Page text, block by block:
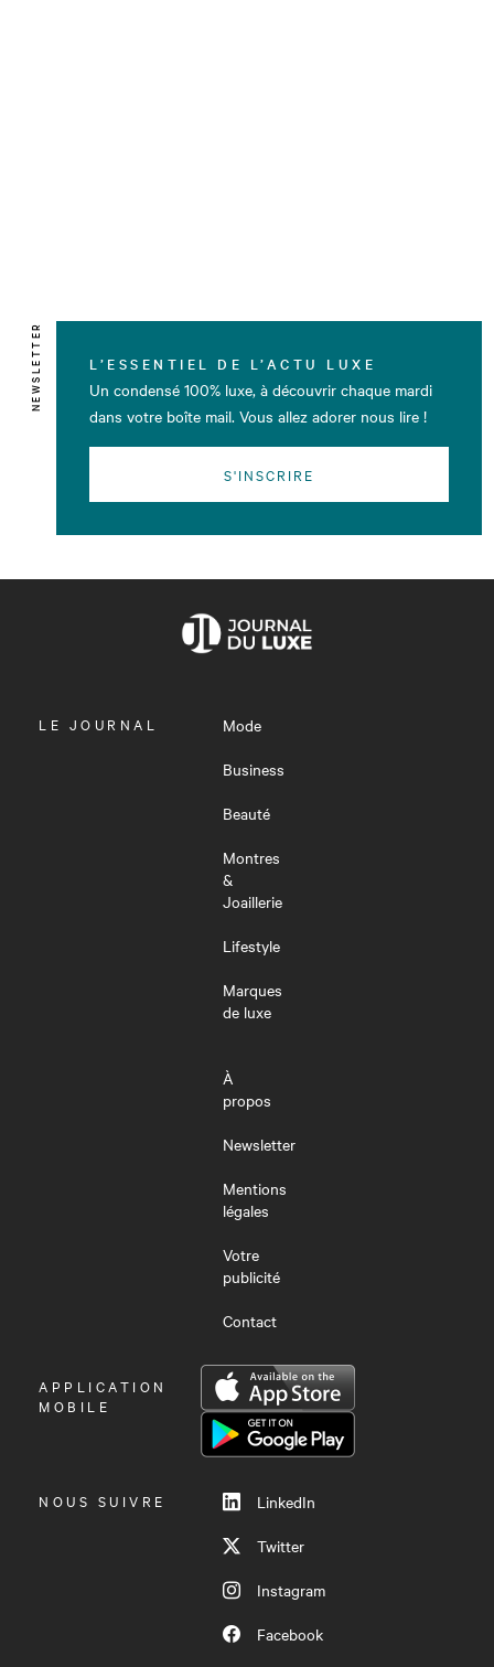
NEWSLETTER L’ESSENTIEL DE L’ACTU LUXE
Un condensé 100% luxe, à découvrir chaque mardi
dans votre boîte mail. Vous allez adorer nous lire !
S'INSCRIRE
OUVRIR
LE JOURNAL
Mode
Business
Beauté
Montres
&
Joaillerie
Lifestyle
Marques
de luxe
À
propos
Newsletter
Mentions
légales
Votre
publicité
Contact
OUVRIR
LE
APPLICATION
MOBILE
NOUS SUIVRE
LinkedIn
Twitter
Instagram
Facebook